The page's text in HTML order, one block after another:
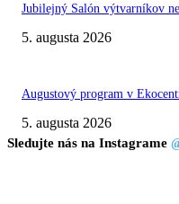
Jubilejný Salón výtvarníkov
5. augusta 2026
Augustový program v
5. augusta 2026
Sledujte nás na Instagrame